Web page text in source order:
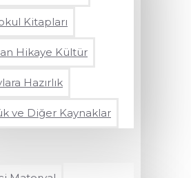
Kitapları
Hikaye Kültür
Hazırlık
ve Diğer Kaynaklar